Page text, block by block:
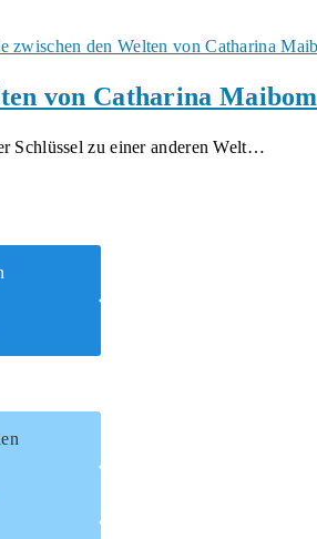
von Catharina Maibom
Schlüssel zu einer anderen Welt…